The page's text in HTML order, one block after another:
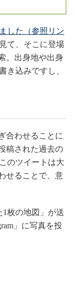
した（参照リン
て、そこに登場
。出身地や出身
き込みですし、
合わせることに
稿された過去の
のツイートは大
せることで、意
枚の地図」が送
」に写真を投